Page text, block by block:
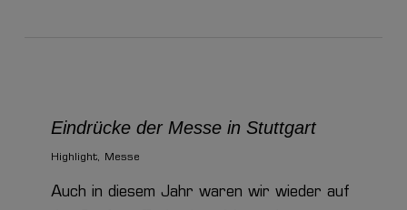
Eindrücke der Messe in Stuttgart
Highlight, Messe
Auch in diesem Jahr waren wir wieder auf